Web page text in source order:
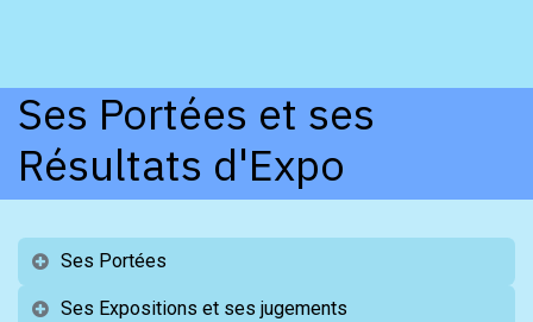
Ses Portées et ses
Résultats d'Expo
Ses Portées
Ses Expositions et ses jugements